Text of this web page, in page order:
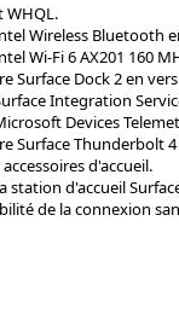
Wireless Bluetooth
Wi-Fi 6 AX201 160
Surface Dock 2 en
Integration
Devices
Surface Thunderbolt 4
d'accueil.
station d'accueil
de la connexion